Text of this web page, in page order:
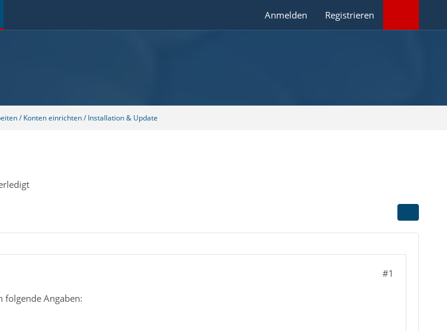
Anmelden Registrieren
/ Konten einrichten / Installation & Update
#1
folgende Angaben: